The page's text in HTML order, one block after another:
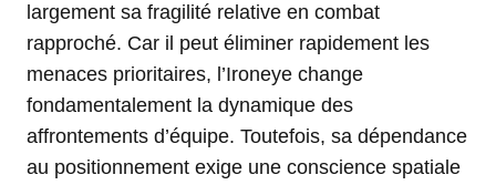
largement sa fragilité relative en combat
rapproché. Car il peut éliminer rapidement les
menaces prioritaires, l’Ironeye change
fondamentalement la dynamique des
affrontements d’équipe. Toutefois, sa dépendance
au positionnement exige une conscience spatiale